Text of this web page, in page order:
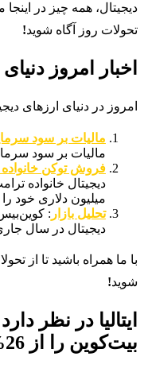
دیجیتال، همه چیز در اینجا
تحولات روز آگاه شوید!
اخبار امروز
امروز در دنیای ارزهای
مالیات بر سود
مالیات بر سود
فروش توکن
دیجیتال خانواده
میلیون دلاری خود
تحلیل بازار :
دیجیتال در سال
با ما همراه باشید تا از
شوید!
ایتالیا در نظر
بیت‌کوین را از